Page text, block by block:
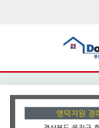
더블옥
위 부동
공 사이
이터분석,경매강좌